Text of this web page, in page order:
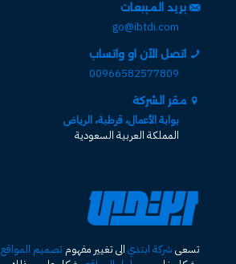
بريد المبيعات
go@ibtdi.com
اتصل الآن او واتساب
00966582577809
مقر الشركة
بوابة الأعمال، قرطبة، الرياض
المملكة العربية السعودية
تسعى شركة ابتدي الى تغيير مفهوم تصميم المواقع